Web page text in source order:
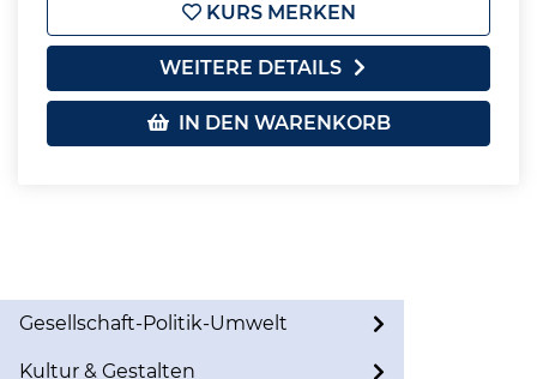
KURS MERKEN
WEITERE DETAILS
IN DEN WARENKORB
Gesellschaft-Politik-Umwelt
Kultur & Gestalten